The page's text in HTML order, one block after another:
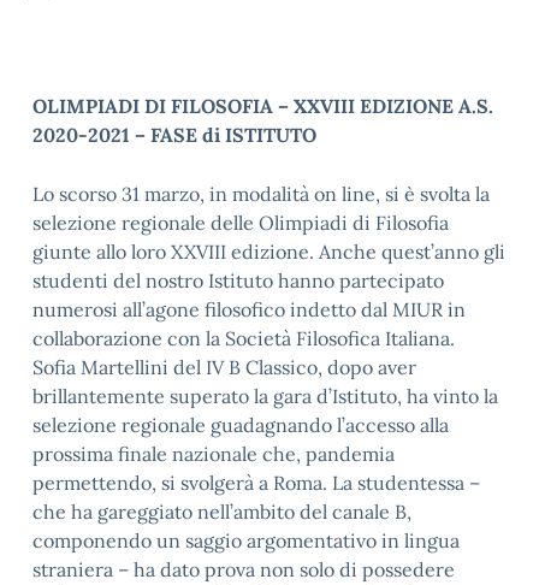
OLIMPIADI DI FILOSOFIA – XXVIII EDIZIONE A.S.
2020-2021 – FASE di ISTITUTO
Lo scorso 31 marzo, in modalità on line, si è svolta la
selezione regionale delle Olimpiadi di Filosofia
giunte allo loro XXVIII edizione. Anche quest’anno gli
studenti del nostro Istituto hanno partecipato
numerosi all’agone filosofico indetto dal MIUR in
collaborazione con la Società Filosofica Italiana.
Sofia Martellini del IV B Classico, dopo aver
brillantemente superato la gara d’Istituto, ha vinto la
selezione regionale guadagnando l’accesso alla
prossima finale nazionale che, pandemia
permettendo, si svolgerà a Roma. La studentessa –
che ha gareggiato nell’ambito del canale B,
componendo un saggio argomentativo in lingua
straniera – ha dato prova non solo di possedere